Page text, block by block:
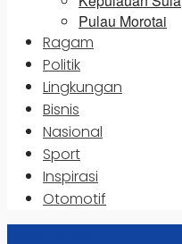
Pulau Morotai
Ragam
Politik
Lingkungan
Bisnis
Nasional
Sport
Inspirasi
Otomotif